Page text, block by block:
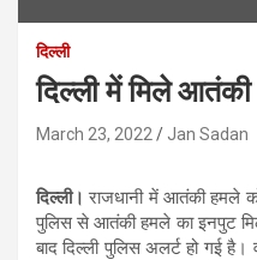
दिल्ली
दिल्ली में मिले आतंकी
March 23, 2022 Jan Sadan
दिल्ली।राजधानी में आतंकी हमले
पुलिस से आतंकी हमले का इनपुट
बाद दिल्ली पुलिस अलर्ट हो गई